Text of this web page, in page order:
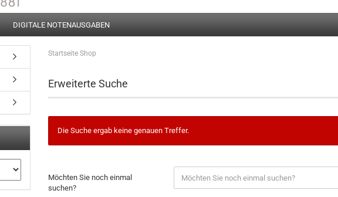
DIGITALE NOTENAUSGABEN
Startseite Shop
Erweiterte Suche
Die Suche ergab keine genauen Treffer.
Möchten Sie noch einmal
suchen?